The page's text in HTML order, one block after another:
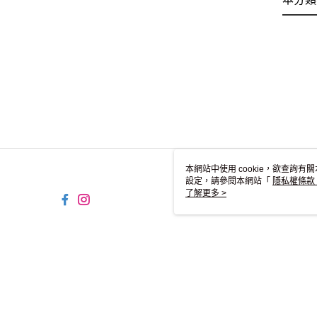
本網站中使用 cookie，欲查詢有
設定，請參閱本網站「 隱私權條款
使用 cookie。
了解更多 >